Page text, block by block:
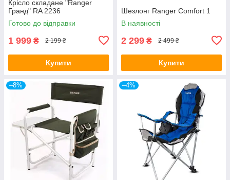
Крісло складане "Ranger
Гранд" RA 2236
Готово до відправки
1 999 ₴ 2 199 ₴
Купити
Шезлонг Ranger Comfort 1
В наявності
2 299 ₴ 2 499 ₴
Купити
–8% –4%